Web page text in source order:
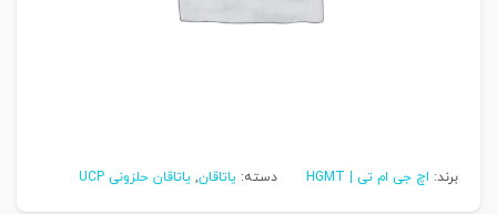
برند: اچ جی ام تی | HGMT دسته: یاتاقان, یاتاقان حلزونی UCP